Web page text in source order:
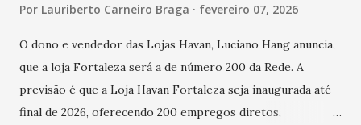
Por Lauriberto Carneiro Braga fevereiro 07, 2026
O dono e vendedor das Lojas Havan, Luciano Hang anuncia,
que a loja Fortaleza será a de número 200 da Rede. A
previsão é que a Loja Havan Fortaleza seja inaugurada até
final de 2026, oferecendo 200 empregos diretos,